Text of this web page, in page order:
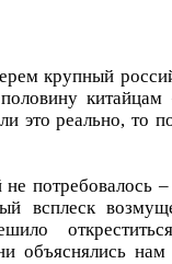
крупный
это реально, то
потребовалось
всплеск
объяснялись